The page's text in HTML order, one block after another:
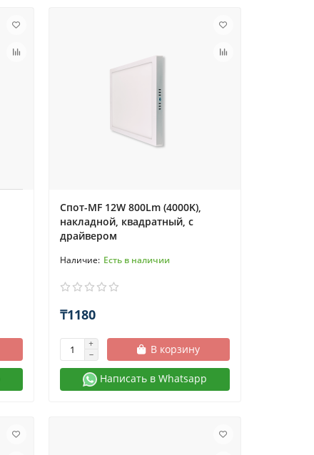
Спот-MF 12W 800Lm (4000K),
накладной, квадратный, с
драйвером
Есть в наличии
₸1180
В корзину
Написать в Whatsapp